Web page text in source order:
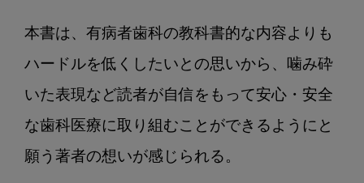
本書は、有病者歯科の教科書的な内容よりも
ハードルを低くしたいとの思いから、噛み砕
いた表現など読者が自信をもって安心・安全
な歯科医療に取り組むことができるようにと
願う著者の想いが感じられる。